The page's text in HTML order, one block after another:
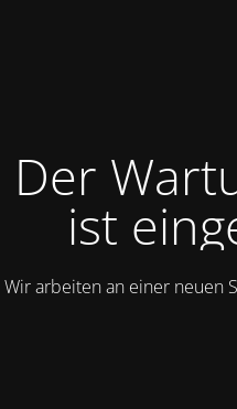
Der
ist
Wir arbeiten an einer neuen